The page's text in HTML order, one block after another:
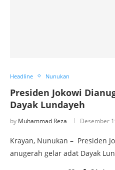
Headline Nunukan
Presiden Jokowi
Dayak Lundayeh
by Muhammad Reza Desember
Krayan, Nunukan – Presiden
anugerah gelar adat Dayak